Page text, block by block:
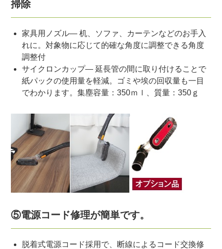
掃除
家具用ノズル― 机、ソファ、カーテンなどのお手入
れに。対象物に応じて的確な角度に調整できる角度
調整付
サイクロンカップ― 延長管の間に取り付けることで
紙パックの使用量を軽減。ゴミや埃の回収量も一目
でわかります。集塵容量：350ｍｌ、質量：350ｇ
⑤電源コード修理が簡単です。
脱着式電源コード採用で、断線によるコード交換修